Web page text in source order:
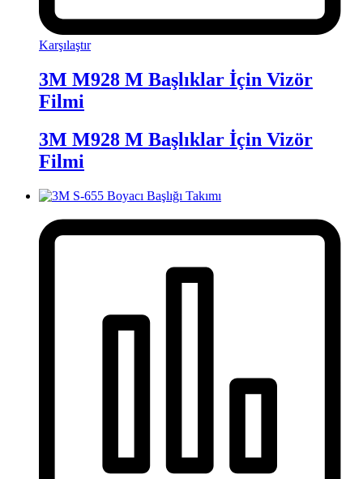
Karşılaştır
3M M928 M Başlıklar İçin Vizör
Filmi
3M M928 M Başlıklar İçin Vizör
Filmi